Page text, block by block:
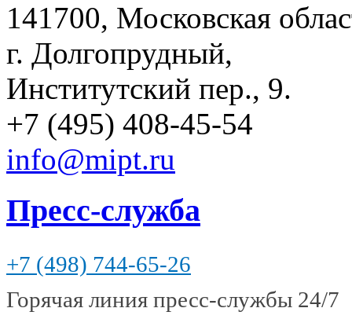
141700, Московская
г. Долгопрудный,
Институтский пер., 9.
+7 (495) 408-45-54
info@mipt.ru
Пресс-служба
+7 (498) 744-65-26
Горячая линия пресс-службы 24/7